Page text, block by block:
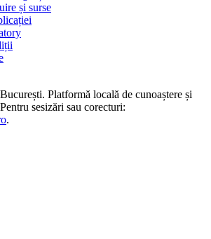
și surse
. Platformă locală de cunoaștere și
sesizări sau corecturi:
.